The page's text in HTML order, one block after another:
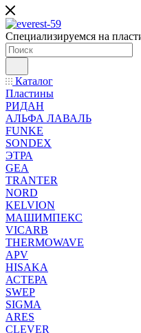
Специализируемся на
Каталог
Пластины
РИДАН
АЛЬФА ЛАВАЛЬ
FUNKE
SONDEX
ЭТРА
GEA
TRANTER
NORD
KELVION
МАШИМПЕКС
VICARB
THERMOWAVE
APV
HISAKA
АСТЕРА
SWEP
SIGMA
ARES
CLEVER